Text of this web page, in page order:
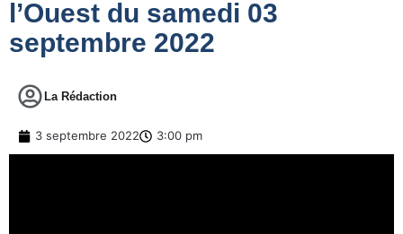
l’Ouest du samedi 03
septembre 2022
La Rédaction
3 septembre 2022 3:00 pm